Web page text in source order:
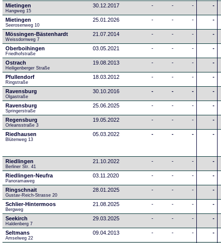
Mietingen
Hangweg 15
30.12.2017 - - - -
Mietingen
Seerosenweg 10
25.01.2026 - - - -
Mössingen-Bästenhardt
Weissdornweg 7
21.07.2014 - - - -
Oberboihingen
Friedhofstraße
03.05.2021 - - - -
Ostrach
Heiligenberger Straße
19.08.2013 - - - -
Pfullendorf
Ringstraße
18.03.2012 - - - -
Ravensburg
Olgastraße
30.10.2016 - - - -
Ravensburg
Springerstraße
25.06.2025 - - - -
Regensburg
Orleansstraße 3
19.05.2022 - - - -
Riedhausen
Blütenweg 13
05.03.2022 - - - -
Riedlingen
Berliner Str. 41
21.10.2022 - - - -
Riedlingen-Neufra
Panoramaweg
03.11.2020 - - - -
Ringschnait
Gustav-Reich-Strasse 20
28.01.2025 - - - -
Schlier-Hintermoos
Bergweg
21.08.2025 - - - -
Seekirch
Haldenberg 7
29.03.2025 - - - -
Seltmans
Amselweg 22
09.04.2013 - - - -